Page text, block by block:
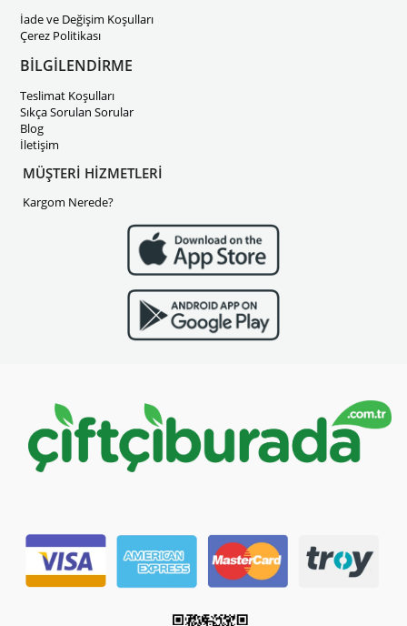
İade ve Değişim Koşulları
Çerez Politikası
BİLGİLENDİRME
Teslimat Koşulları
Sıkça Sorulan Sorular
Blog
İletişim
MÜŞTERİ HİZMETLERİ
Kargom Nerede?